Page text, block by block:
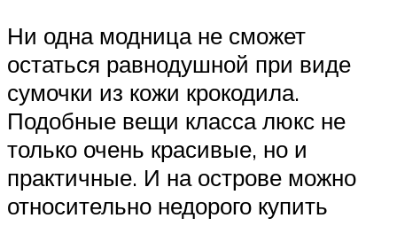
Ни одна модница не сможет
остаться равнодушной при виде
сумочки из кожи крокодила.
Подобные вещи класса люкс не
только очень красивые, но и
практичные. И на острове можно
относительно недорого купить